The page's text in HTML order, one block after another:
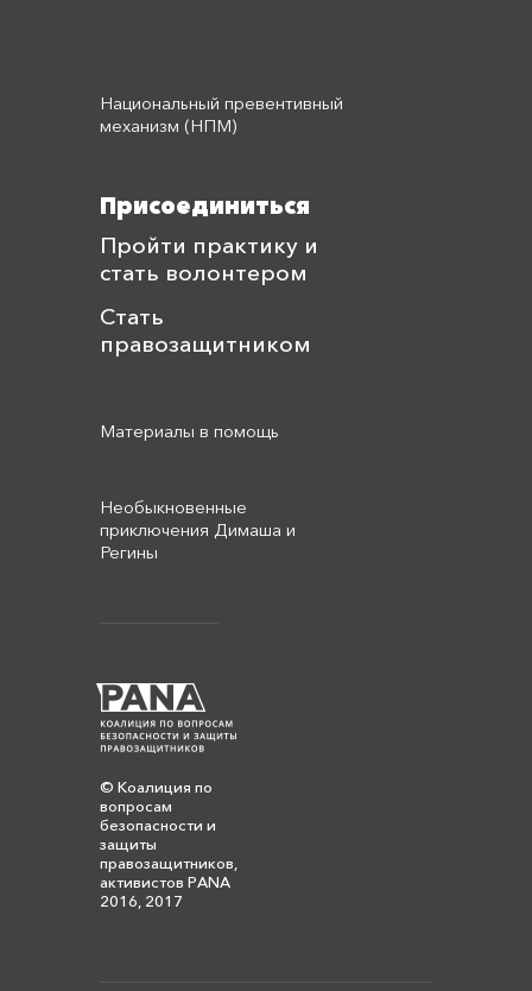
© Коалиция по
вопросам
безопасности и
защиты
правозащитников,
активистов PANA
2016, 2017
Национальный превентивный
механизм (НПМ)
Присоединиться
Пройти практику и
стать волонтером
Стать
правозащитником
Материалы в помощь
Необыкновенные
приключения Димаша и
Регины